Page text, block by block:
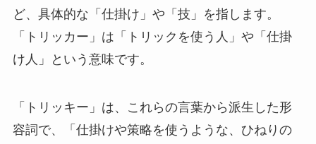
ど、具体的な「仕掛け」や「技」を指します。
「トリッカー」は「トリックを使う人」や「仕掛
け人」という意味です。
「トリッキー」は、これらの言葉から派生した形
容詞で、「仕掛けや策略を使うような、ひねりの